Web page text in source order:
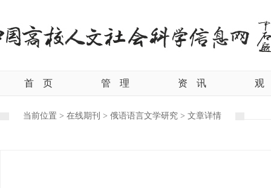
首 页 管 理 资 讯 观
当前位置 > 在线期刊 > 俄语语言文学研究 > 文章详情